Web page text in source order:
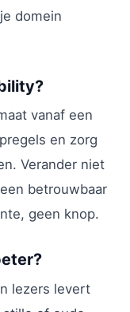
domein
vanaf een
en zorg
Verander niet
betrouwbaar
geen knop.
lezers levert